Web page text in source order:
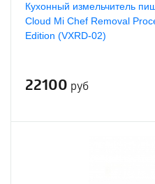
Кухонный измельчитель
Cloud Mi Chef Removal
Edition (VXRD-02)
22100 руб